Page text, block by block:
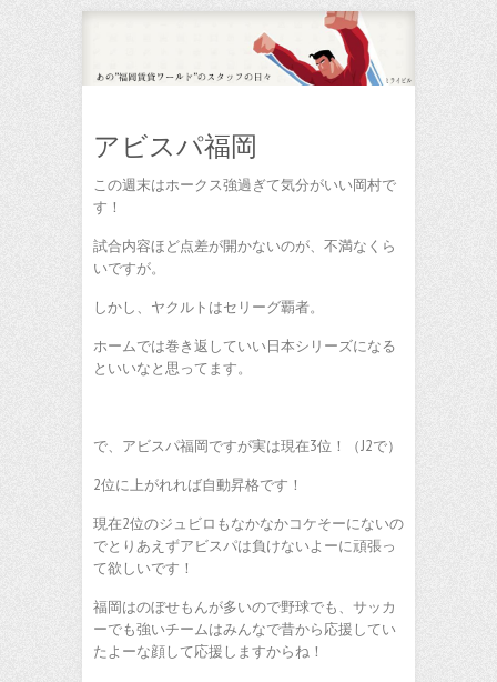
アビスパ福岡
この週末はホークス強過ぎて気分がいい岡村で
す！
試合内容ほど点差が開かないのが、不満なくら
いですが。
しかし、ヤクルトはセリーグ覇者。
ホームでは巻き返していい日本シリーズになる
といいなと思ってます。
で、アビスパ福岡ですが実は現在3位！（J2で）
2位に上がれれば自動昇格です！
現在2位のジュビロもなかなかコケそーにないの
でとりあえずアビスパは負けないよーに頑張っ
て欲しいです！
福岡はのぼせもんが多いので野球でも、サッカ
ーでも強いチームはみんなで昔から応援してい
たよーな顔して応援しますからね！